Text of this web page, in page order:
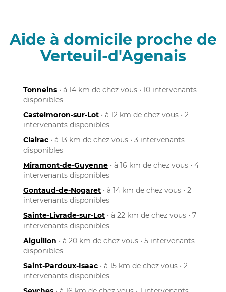
Aide à domicile proche de
Verteuil-d'Agenais
Tonneins • à 14 km de chez vous • 10 intervenants
disponibles
Castelmoron-sur-Lot • à 12 km de chez vous • 2
intervenants disponibles
Clairac • à 13 km de chez vous • 3 intervenants
disponibles
Miramont-de-Guyenne • à 16 km de chez vous • 4
intervenants disponibles
Gontaud-de-Nogaret • à 14 km de chez vous • 2
intervenants disponibles
Sainte-Livrade-sur-Lot • à 22 km de chez vous • 7
intervenants disponibles
Aiguillon • à 20 km de chez vous • 5 intervenants
disponibles
Saint-Pardoux-Isaac • à 15 km de chez vous • 2
intervenants disponibles